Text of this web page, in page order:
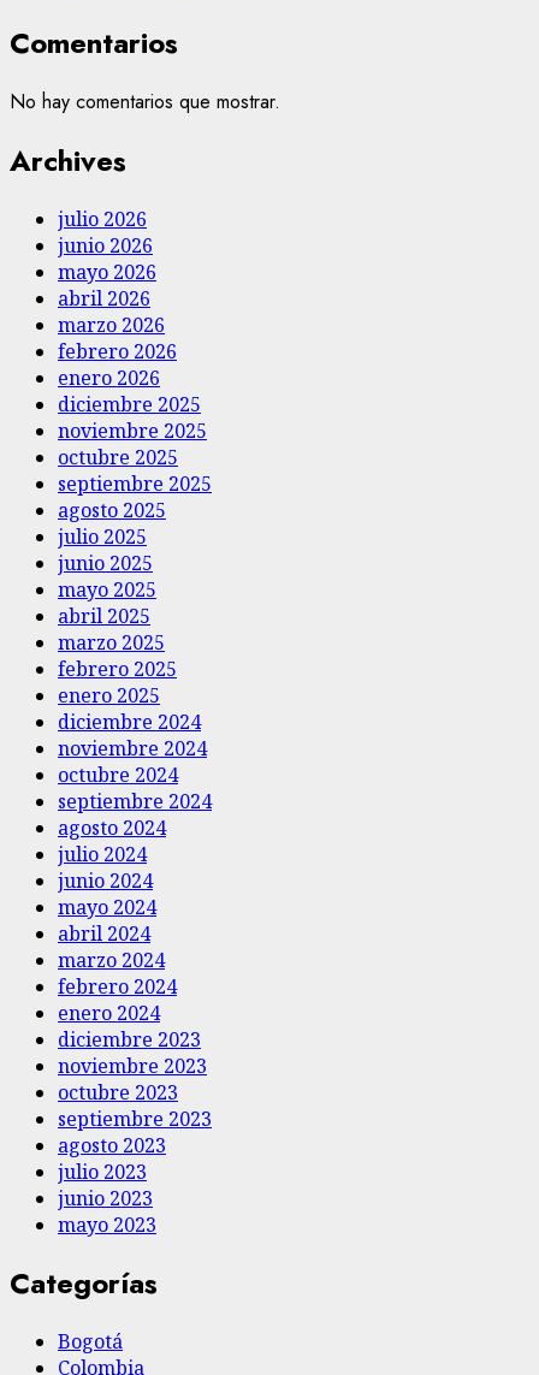
Comentarios
No hay comentarios que mostrar.
Archives
julio 2026
junio 2026
mayo 2026
abril 2026
marzo 2026
febrero 2026
enero 2026
diciembre 2025
noviembre 2025
octubre 2025
septiembre 2025
agosto 2025
julio 2025
junio 2025
mayo 2025
abril 2025
marzo 2025
febrero 2025
enero 2025
diciembre 2024
noviembre 2024
octubre 2024
septiembre 2024
agosto 2024
julio 2024
junio 2024
mayo 2024
abril 2024
marzo 2024
febrero 2024
enero 2024
diciembre 2023
noviembre 2023
octubre 2023
septiembre 2023
agosto 2023
julio 2023
junio 2023
mayo 2023
Categorías
Bogotá
Colombia